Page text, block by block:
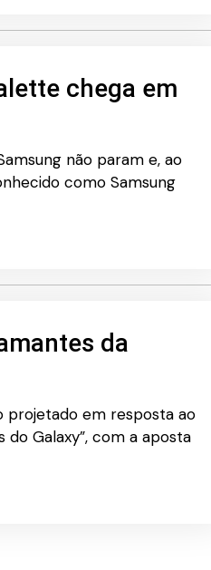
chega em
não param e, ao
como Samsung
da
projetado em resposta ao
do Galaxy”, com a aposta